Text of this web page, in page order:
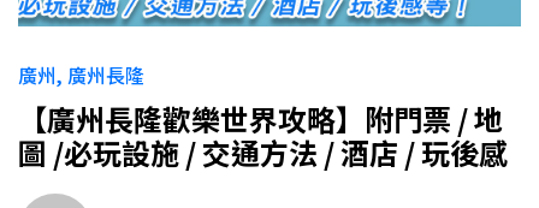
廣州 廣州長隆
【廣州長隆歡樂世界攻略】附門票 / 地
圖 /必玩設施 / 交通方法 / 酒店 / 玩後感